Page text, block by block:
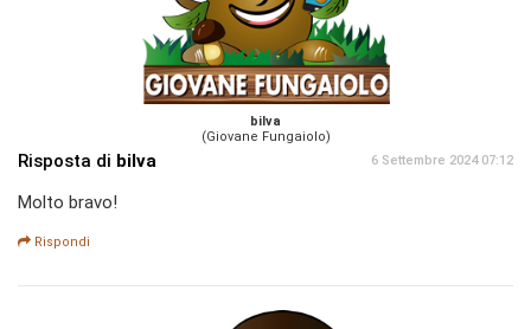
bilva
(Giovane Fungaiolo)
Risposta di bilva 6 Settembre 2024 07:12
Molto bravo!
Rispondi